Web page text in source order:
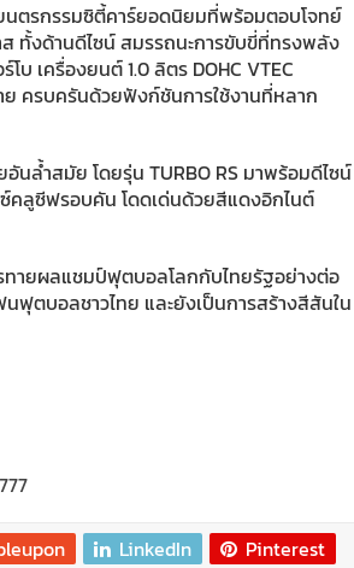
นตรกรรมซิตี้คาร์ยอดนิยมที่พร้อมตอบโจทย์
ทั้งด้านดีไซน์ สมรรถนะการขับขี่ที่ทรงพลัง
บ เครื่องยนต์ 1.0 ลิตร DOHC VTEC
ย ครบครันด้วยฟังก์ชันการใช้งานที่หลาก
นล้ำสมัย โดยรุ่น TURBO RS มาพร้อมดีไซน์
คลูซีฟรอบคัน โดดเด่นด้วยสีแดงอิกไนต์
ทายผลแชมป์ฟุตบอลโลกกับไทยรัฐอย่างต่อ
ฟุตบอลชาวไทย และยังเป็นการสร้างสีสันใน
LinkedIn
Pinterest